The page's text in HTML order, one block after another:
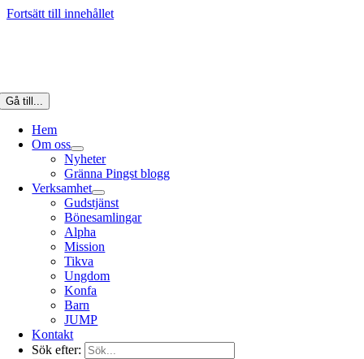
Fortsätt till innehållet
Gå till...
Hem
Om oss
Nyheter
Gränna Pingst blogg
Verksamhet
Gudstjänst
Bönesamlingar
Alpha
Mission
Tikva
Ungdom
Konfa
Barn
JUMP
Kontakt
Sök efter: